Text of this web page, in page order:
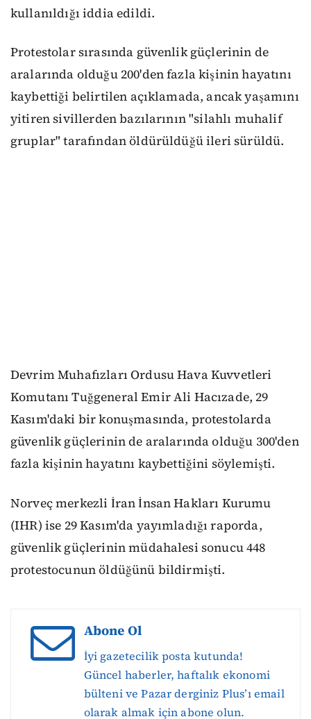
kullanıldığı iddia edildi.
Protestolar sırasında güvenlik güçlerinin de
aralarında olduğu 200'den fazla kişinin hayatını
kaybettiği belirtilen açıklamada, ancak yaşamını
yitiren sivillerden bazılarının "silahlı muhalif
gruplar" tarafından öldürüldüğü ileri sürüldü.
Devrim Muhafızları Ordusu Hava Kuvvetleri
Komutanı Tuğgeneral Emir Ali Hacızade, 29
Kasım'daki bir konuşmasında, protestolarda
güvenlik güçlerinin de aralarında olduğu 300'den
fazla kişinin hayatını kaybettiğini söylemişti.
Norveç merkezli İran İnsan Hakları Kurumu
(IHR) ise 29 Kasım'da yayımladığı raporda,
güvenlik güçlerinin müdahalesi sonucu 448
protestocunun öldüğünü bildirmişti.
Abone Ol
İyi gazetecilik posta kutunda!
Güncel haberler, haftalık ekonomi
bülteni ve Pazar derginiz Plus’ı email
olarak almak için abone olun.